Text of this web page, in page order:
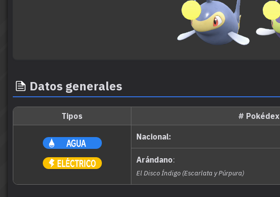
Datos generales
Tipos # Pokédex
Nacional:
Arándano:
El Disco Índigo (Escarlata y Púrpura)